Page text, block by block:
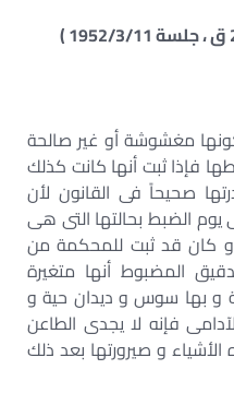
مغشوشة أو غير صالحة
فإذا ثبت أنها كانت كذلك
صحيحاً فى القانون لأن
يوم الضبط بحالتها التى هى
و كان قد ثبت للمحكمة من
المضبوط أنها متغيرة
و بها سوس و ديدان حية و
فإنه لا يجدى الطاعن
و صيرورتها بعد ذلك